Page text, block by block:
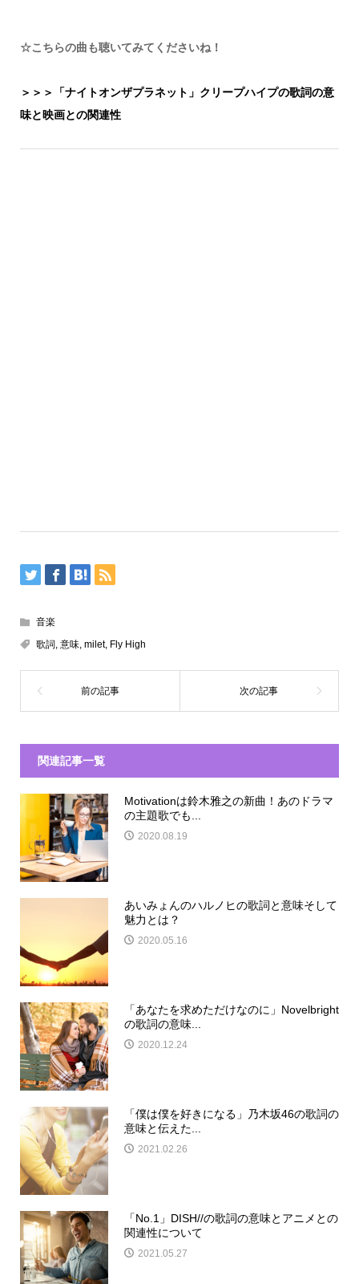
☆こちらの曲も聴いてみてくださいね！
＞＞＞「ナイトオンザプラネット」クリープハイプの歌詞の意
味と映画との関連性
音楽
歌詞, 意味, milet, Fly High
関連記事一覧
Motivationは鈴木雅之の新曲！あのドラマ
の主題歌でも...
2020.08.19
あいみょんのハルノヒの歌詞と意味そして
魅力とは？
2020.05.16
「あなたを求めただけなのに」Novelbright
の歌詞の意味...
2020.12.24
「僕は僕を好きになる」乃木坂46の歌詞の
意味と伝えた...
2021.02.26
「No.1」DISH//の歌詞の意味とアニメとの
関連性について
2021.05.27